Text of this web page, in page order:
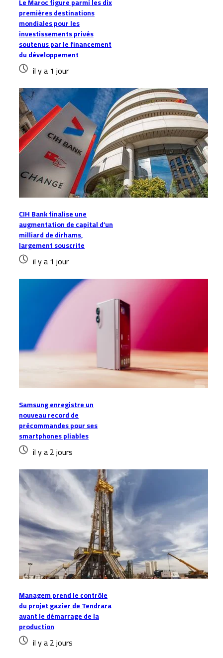
premières destinations
mondiales pour les
investissements privés
soutenus par le financement
du développement
il y a 1 jour
CIH Bank finalise une
augmentation de capital d’un
milliard de dirhams,
largement souscrite
il y a 1 jour
Samsung enregistre un
nouveau record de
précommandes pour ses
smartphones pliables
il y a 2 jours
Managem prend le contrôle
du projet gazier de Tendrara
avant le démarrage de la
production
il y a 2 jours